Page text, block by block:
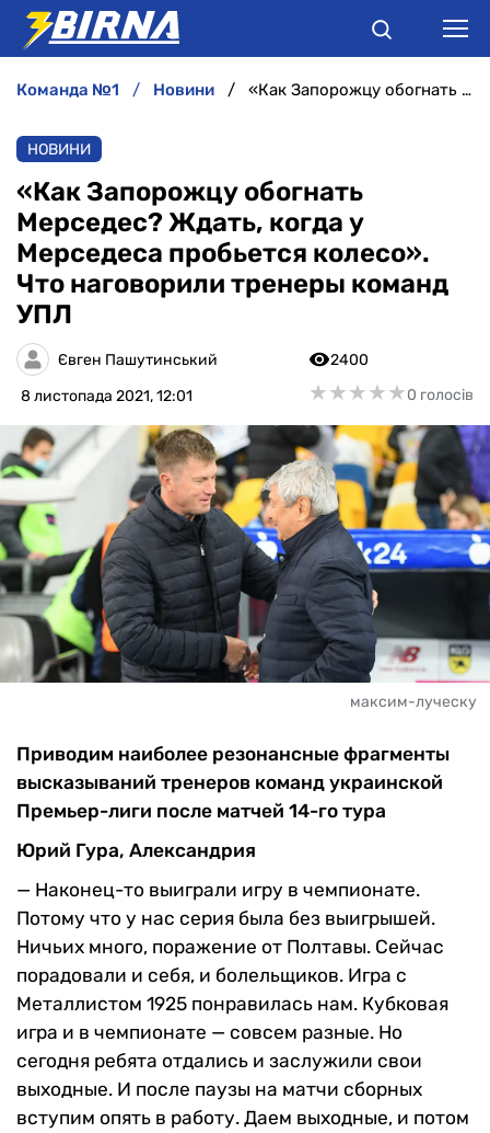
АНАЛІТИКА
ІНТЕРВ'Ю
РІЗНЕ
БУКМЕКЕРИ
команда №1 новини «Как Запорожцу обогнать Мерседес? Ждать, когда у Мерседеса пробьется колесо». Что наговорили тренеры команд УПЛ
НОВИНИ
«Как Запорожцу обогнать
Мерседес? Ждать, когда у
Мерседеса пробьется колесо».
Что наговорили тренеры команд
УПЛ
Євген Пашутинський
8 листопада 2021, 12:01
2400
★★★★★
★★★★★0 голосів
максим-луческу
Приводим наиболее резонансные фрагменты
высказываний тренеров команд украинской
Премьер-лиги после матчей 14-го тура
Юрий Гура, Александрия
— Наконец-то выиграли игру в чемпионате.
Потому что у нас серия была без выигрышей.
Ничьих много, поражение от Полтавы. Сейчас
порадовали и себя, и болельщиков. Игра с
Металлистом 1925 понравилась нам. Кубковая
игра и в чемпионате — совсем разные. Но
сегодня ребята отдались и заслужили свои
выходные. И после паузы на матчи сборных
вступим опять в работу. Даем выходные, и потом